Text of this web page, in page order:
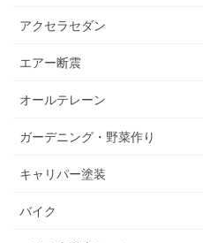
アクセラセダン
エアー断震
オールテレーン
ガーデニング・野菜作り
キャリパー塗装
バイク